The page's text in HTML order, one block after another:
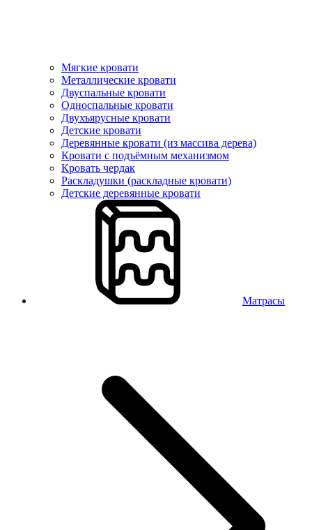
Мягкие кровати
Металлические кровати
Двуспальные кровати
Односпальные кровати
Двухъярусные кровати
Детские кровати
Деревянные кровати (из массива дерева)
Кровати с подъёмным механизмом
Кровать чердак
Раскладушки (раскладные кровати)
Детские деревянные кровати
Матрасы